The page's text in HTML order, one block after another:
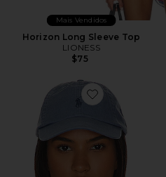
Mais Vendidos
Horizon Long Sleeve Top
LIONESS
$75
Favorite Chino Cap